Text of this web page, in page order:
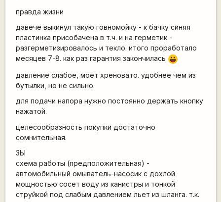
правда жизни
давече выкинул такую говномойку - к бачку синяя
пластинка присобачена в т.ч. и на герметик -
разгерметизировалось и текло. итого проработало
месяцев 7-8. как раз гарантия закончилась |-))
давление слабое, моет хреновато. удобнее чем из
бутылки, но не сильно.
для подачи напора нужно постоянно держать кнопку
нажатой.
целесообразность покупки достаточно
сомнительная.
ЗЫ
схема работы (предположительная) -
автомобильный омыватель-насосик с дохлой
мощностью сосет воду из канистры и тонкой
струйкой под слабым давлением льет из шланга. т.к.